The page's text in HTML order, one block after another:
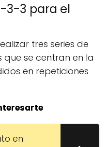
3-3 para el
tres series de
que se centran en la
en repeticiones
en